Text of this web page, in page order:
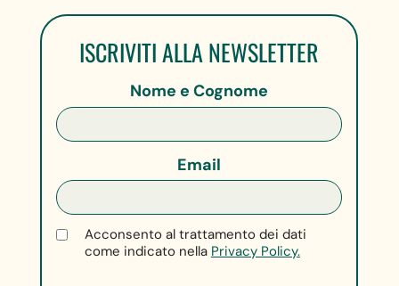
ISCRIVITI ALLA NEWSLETTER
Nome e Cognome
Email
Acconsento al trattamento dei dati
come indicato nella Privacy Policy.